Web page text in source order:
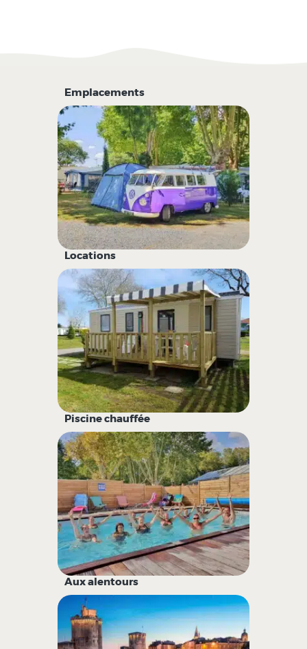
Emplacements
Locations
Piscine chauffée
Aux alentours